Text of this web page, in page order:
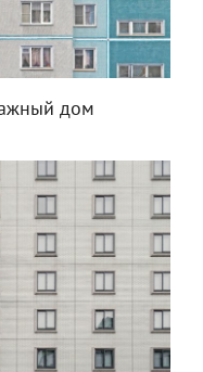
дом